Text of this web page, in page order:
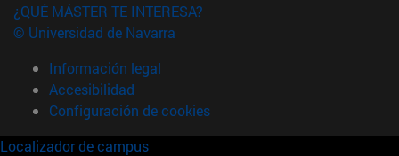
¿QUÉ MÁSTER TE INTERESA?
© Universidad de Navarra
Información legal
Accesibilidad
Configuración de cookies
Localizador de campus